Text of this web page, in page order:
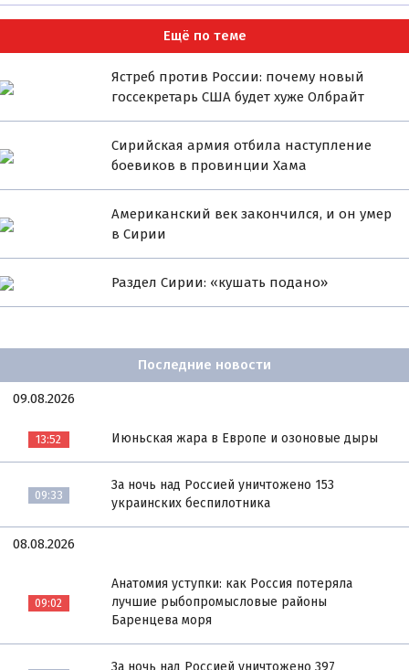
Ещё по теме
Ястреб против России: почему новый
госсекретарь США будет хуже Олбрайт
Сирийская армия отбила наступление
боевиков в провинции Хама
Американский век закончился, и он умер
в Сирии
Раздел Сирии: «кушать подано»
Последние новости
09.08.2026
13:52 Июньская жара в Европе и озоновые дыры
09:33
За ночь над Россией уничтожено 153
украинских беспилотника
08.08.2026
09:02
Анатомия уступки: как Россия потеряла
лучшие рыбопромысловые районы
Баренцева моря
За ночь над Россией уничтожено 397